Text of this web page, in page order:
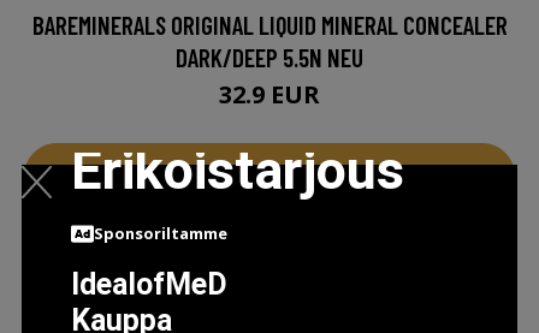
BAREMINERALS ORIGINAL LIQUID MINERAL CONCEALER
DARK/DEEP 5.5N NEU
32.9 EUR
LISÄTIETOJA
Erikoistarjous
Sponsoriltamme
IdealofMeD
Kauppa